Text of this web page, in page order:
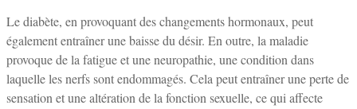
Le diabète, en provoquant des changements hormonaux, peut
également entraîner une baisse du désir. En outre, la maladie
provoque de la fatigue et une neuropathie, une condition dans
laquelle les nerfs sont endommagés. Cela peut entraîner une perte de
sensation et une altération de la fonction sexuelle, ce qui affecte